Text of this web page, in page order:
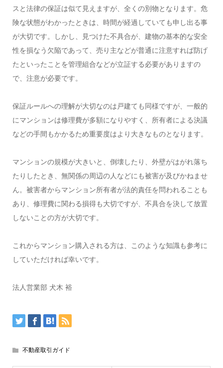
スと法律の保証は似て見えますが、全くの別物となります。危
険な状態がわかったときは、時間が経過していても申し出る事
が大切です。しかし、見つけた不具合が、建物の基本的な安全
性を損なう欠陥であって、売り主などが普通に注意すれば防げ
たといったことを管理組合などが立証する必要がありますの
で、注意が必要です。
保証ルールへの理解が大切なのは戸建ても同様ですが、一般的
にマンションは修理費が多額になりやすく、所有者による決議
などの手間もかかるため重要度はより大きなものとなります。
マンションの規模が大きいと、倒壊したり、外壁がはがれ落ち
たりしたとき、無関係の周辺の人などにも被害が及びかねませ
ん。被害者からマンション所有者が法的責任を問われることも
あり、修理費に関わる損得も大切ですが、不具合を決して放置
しないことの方が大切です。
これからマンション購入される方は、このような知識も参考に
していただければ幸いです。
法人営業部 犬木 裕
不動産取引ガイド